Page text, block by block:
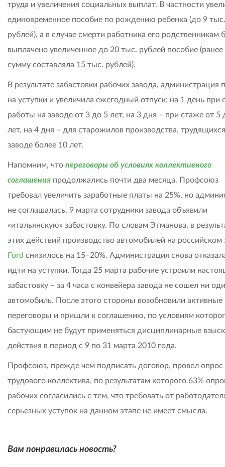
труда и увеличения социальных выплат. В частности
единовременное пособие по рождению ребенка (до 9 тыс.
рублей), а в случае смерти работника его родственникам
выплачено увеличенное до 20 тыс. рублей пособие (ранее
сумму составляла 15 тыс. рублей).
В результате забастовки рабочих завода, администрация
на уступки и увеличила ежегодный отпуск: на 1 день при
работы на заводе от 3 до 5 лет, на 3 дня – при стаже от 5
лет, на 4 дня – для старожилов производства,
заводе более 10 лет.
Напомним, что переговоры об условиях коллективного
соглашения продолжались почти два месяца. Профсоюз
требовал увеличить заработные платы на 25%, но
не соглашалась. 9 марта сотрудники завода объявили
«итальянскую» забастовку. По словам Этманова, в
этих действий производство автомобилей на российском
Ford снизилось на 15−20%. Администрация снова
идти на уступки. Тогда 25 марта рабочие устроили
забастовку – за 4 часа с конвейера завода не сошел ни
автомобиль. После этого стороны возобновили активные
переговоры и пришли к соглашению, по условиям
бастующим не будут применяться дисциплинарные
действия в период с 9 по 31 марта 2010 года.
Профсоюз, прежде чем подписать договор, провел опрос
трудового коллектива, по результатам которого 63%
рабочих согласились с тем, что требовать от
серьезных уступок на данном этапе не имеет смысла.
Вам понравилась новость?